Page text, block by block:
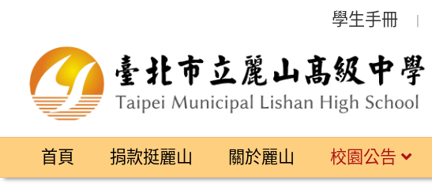
區
學生手冊
首頁 捐款挺麗山 關於麗山 校園公告